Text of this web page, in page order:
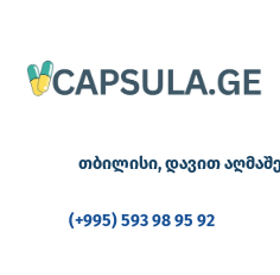
თბილისი, დავით
(+995) 593 98 95 92